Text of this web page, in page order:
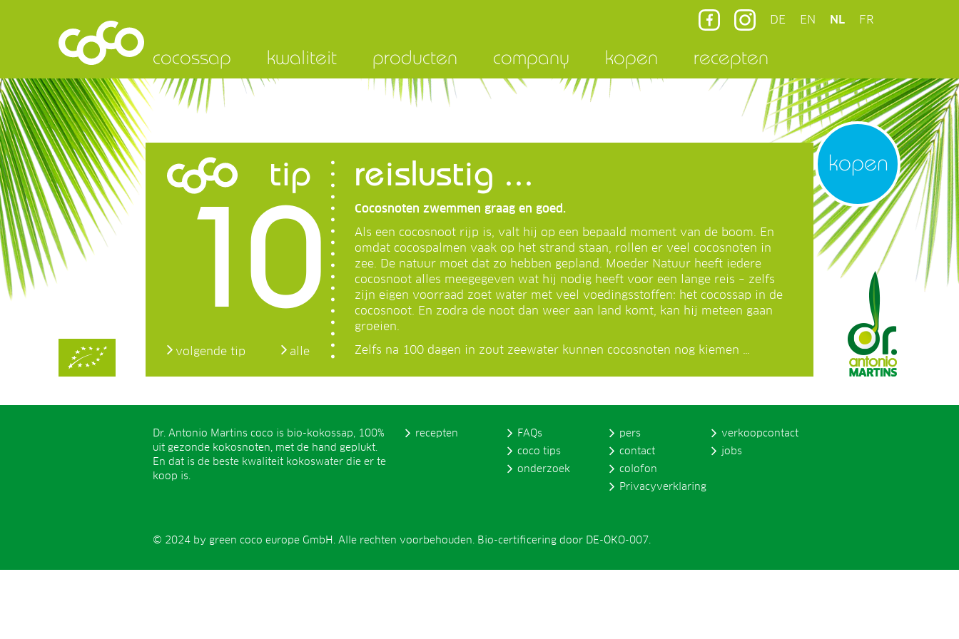
DE EN NL FR
cocossap kwaliteit producten company kopen recepten
kopen
tip
10 reislustig ...
Cocosnoten zwemmen graag en goed.
Als een cocosnoot rijp is, valt hij op een bepaald moment van de boom. En
omdat cocospalmen vaak op het strand staan, rollen er veel cocosnoten in
zee. De natuur moet dat zo hebben gepland. Moeder Natuur heeft iedere
cocosnoot alles meegegeven wat hij nodig heeft voor een lange reis – zelfs
zijn eigen voorraad zoet water met veel voedingsstoffen: het cocossap in de
cocosnoot. En zodra de noot dan weer aan land komt, kan hij meteen gaan
groeien.
Zelfs na 100 dagen in zout zeewater kunnen cocosnoten nog kiemen …
volgende tip alle
Dr. Antonio Martins coco is bio-kokossap, 100%
uit gezonde kokosnoten, met de hand geplukt.
En dat is de beste kwaliteit kokoswater die er te
koop is.
recepten
FAQs
coco tips
onderzoek
pers
contact
colofon
Privacyverklaring
verkoopcontact
jobs
© 2024 by green coco europe GmbH. Alle rechten voorbehouden. Bio-certificering door DE-ÖKO-007.